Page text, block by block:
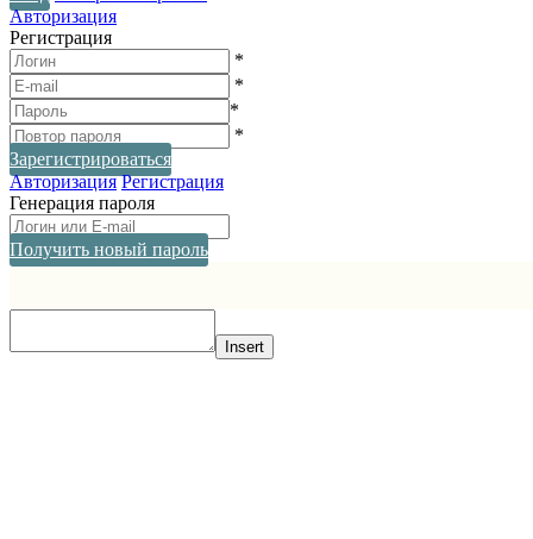
Авторизация
Регистрация
*
*
*
*
Зарегистрироваться
Авторизация Регистрация
Генерация пароля
Получить новый пароль
Прокрутка
Insert